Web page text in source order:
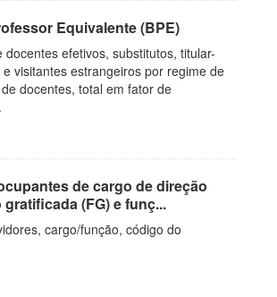
Equivalente (BPE)
docentes efetivos, substitutos, titular-
visitantes estrangeiros por regime de
docentes, total em fator de
de cargo de direção
gratificada (FG) e funç...
cargo/função, código do